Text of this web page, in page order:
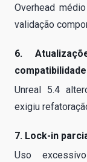
Overhead
validação
6.
compatibilidade
Unreal 5.4
exigiu
7. Lock-in
Uso